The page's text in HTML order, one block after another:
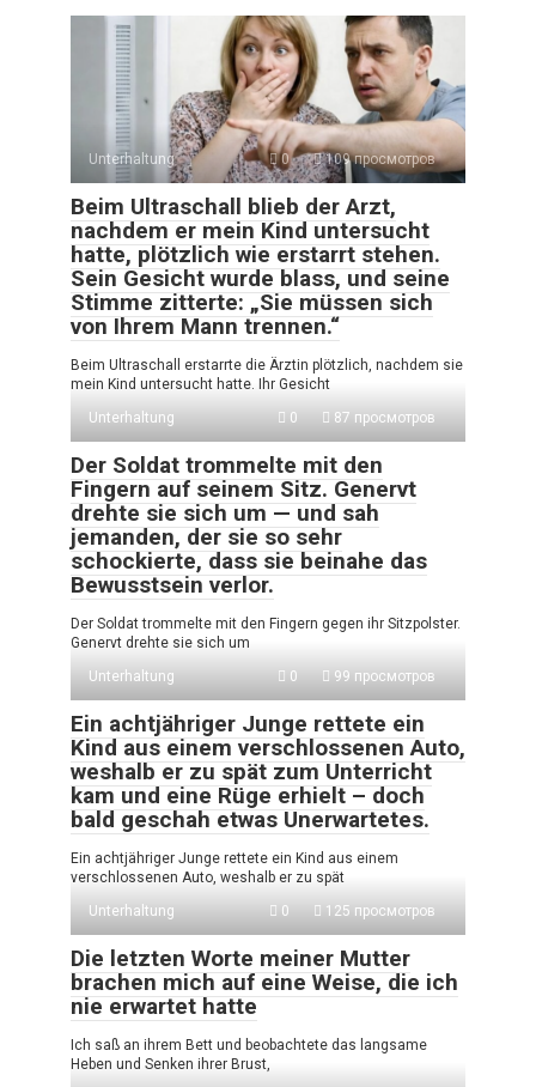
Unterhaltung 0 109 просмотров
Beim Ultraschall blieb der Arzt,
nachdem er mein Kind untersucht
hatte, plötzlich wie erstarrt stehen.
Sein Gesicht wurde blass, und seine
Stimme zitterte: „Sie müssen sich
von Ihrem Mann trennen.“
Beim Ultraschall erstarrte die Ärztin plötzlich, nachdem sie
mein Kind untersucht hatte. Ihr Gesicht
Unterhaltung
0 87 просмотров
Der Soldat trommelte mit den
Fingern auf seinem Sitz. Genervt
drehte sie sich um — und sah
jemanden, der sie so sehr
schockierte, dass sie beinahe das
Bewusstsein verlor.
Der Soldat trommelte mit den Fingern gegen ihr Sitzpolster.
Genervt drehte sie sich um
Unterhaltung
0 99 просмотров
Ein achtjähriger Junge rettete ein
Kind aus einem verschlossenen Auto,
weshalb er zu spät zum Unterricht
kam und eine Rüge erhielt – doch
bald geschah etwas Unerwartetes.
Ein achtjähriger Junge rettete ein Kind aus einem
verschlossenen Auto, weshalb er zu spät
Unterhaltung
0 125 просмотров
Die letzten Worte meiner Mutter
brachen mich auf eine Weise, die ich
nie erwartet hatte
Ich saß an ihrem Bett und beobachtete das langsame
Heben und Senken ihrer Brust,